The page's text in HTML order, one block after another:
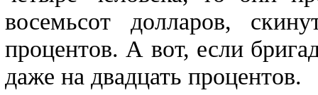
восемьсот долларов,
процентов. А вот, если
даже на двадцать процентов.